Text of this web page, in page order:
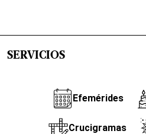
SERVICIOS
Efemérides
Crucigramas